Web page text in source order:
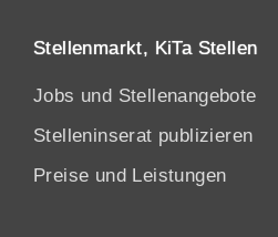
Stellenmarkt, KiTa Stellen
Jobs und Stellenangebote
Stelleninserat publizieren
Preise und Leistungen